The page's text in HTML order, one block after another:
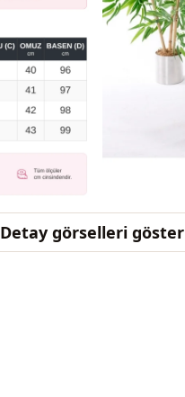
Detay görselleri göster